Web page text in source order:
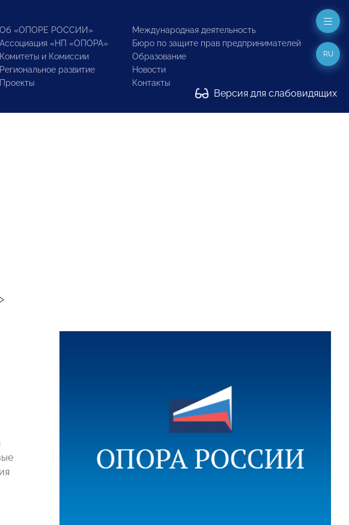
Об «ОПОРЕ РОССИИ»
Ассоциация «НП «ОПОРА»
Комитеты и Комиссии
Региональное развитие
Проекты
Международная деятельность
Бюро по защите прав предпринимателей
Образование
Новости
Контакты
Версия для слабовидящих
RU